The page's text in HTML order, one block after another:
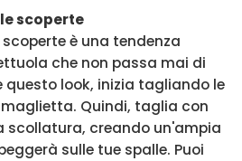
scoperte
è una tendenza
che non passa mai di
questo look, inizia tagliando le
Quindi, taglia con
scollatura, creando un'ampia
sulle tue spalle. Puoi